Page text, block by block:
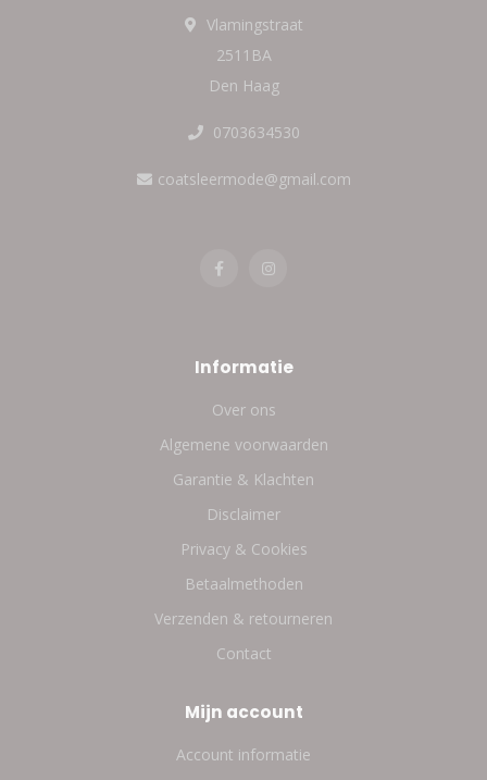
Vlamingstraat
2511BA
Den Haag
0703634530
coatsleermode@gmail.com
Informatie
Over ons
Algemene voorwaarden
Garantie & Klachten
Disclaimer
Privacy & Cookies
Betaalmethoden
Verzenden & retourneren
Contact
Mijn account
Account informatie